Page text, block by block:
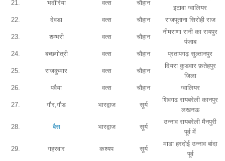
21. भदौरिया वत्स चौहान
इटावा ग्वालियर
22.
देवडा वत्स चौहान राजपूताना सिरोही राज
23. शम्भरी वत्स चौहान
नीमराणा रानी का रायपुर
पंजाब
24.
बच्छगोत्री वत्स चौहान प्रतापगढ़ सुल्तानपुर
25. राजकुमार वत्स चौहान
दियरा कुडवार फ़तेहपुर
जिला
26.
पवैया वत्स चौहान ग्वालियर
27. गौर,गौड भारद्वाज सूर्य
शिवगढ रायबरेली कानपुर
लखनऊ
28. बैस भारद्वाज सूर्य
उन्नाव रायबरेली मैनपुरी
पूर्व में
29. गहरवार कश्यप सूर्य
माडा हरदोई उन्नाव बांदा
पूर्व